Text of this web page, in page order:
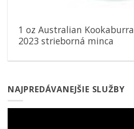
1 oz Australian Kookaburra
2023 strieborná minca
NAJPREDÁVANEJŠIE SLUŽBY